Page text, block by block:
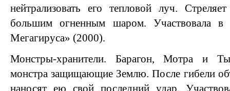
нейтрализовать его тепловой луч.
большим огненным шаром. Участвовала в
Мегагируса» (2000).
Монстры-хранители. Барагон, Мотра и
монстра защищающие Землю. После гибели
наносят ею свой последний удар.